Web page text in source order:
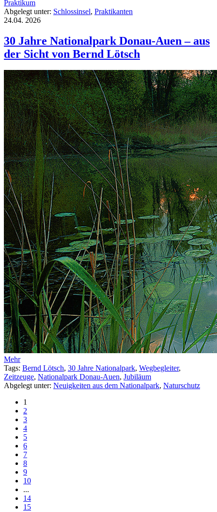
Praktikum
Abgelegt unter: Schlossinsel, Praktikanten
24.04. 2026
30 Jahre Nationalpark Donau-Auen – aus
der Sicht von Bernd Lötsch
Mehr
Tags: Bernd Lötsch, 30 Jahre Nationalpark, Wegbegleiter,
Zeitzeuge, Nationalpark Donau-Auen, Jubiläum
Abgelegt unter: Neuigkeiten aus dem Nationalpark, Naturschutz
1
2
3
4
5
6
7
8
9
10
...
14
15